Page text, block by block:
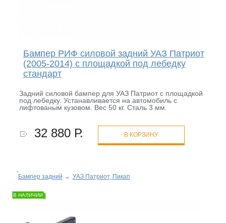
Бампер РИФ силовой задний УАЗ Патриот
(2005-2014) с площадкой под лебедку
стандарт
Задний силовой бампер для УАЗ Патриот с площадкой
под лебедку. Устанавливается на автомобиль с
лифтованым кузовом. Вес 50 кг. Сталь 3 мм.
32 880 Р. В КОРЗИНУ
Бампер задний → УАЗ Патриот, Пикап
В НАЛИЧИИ